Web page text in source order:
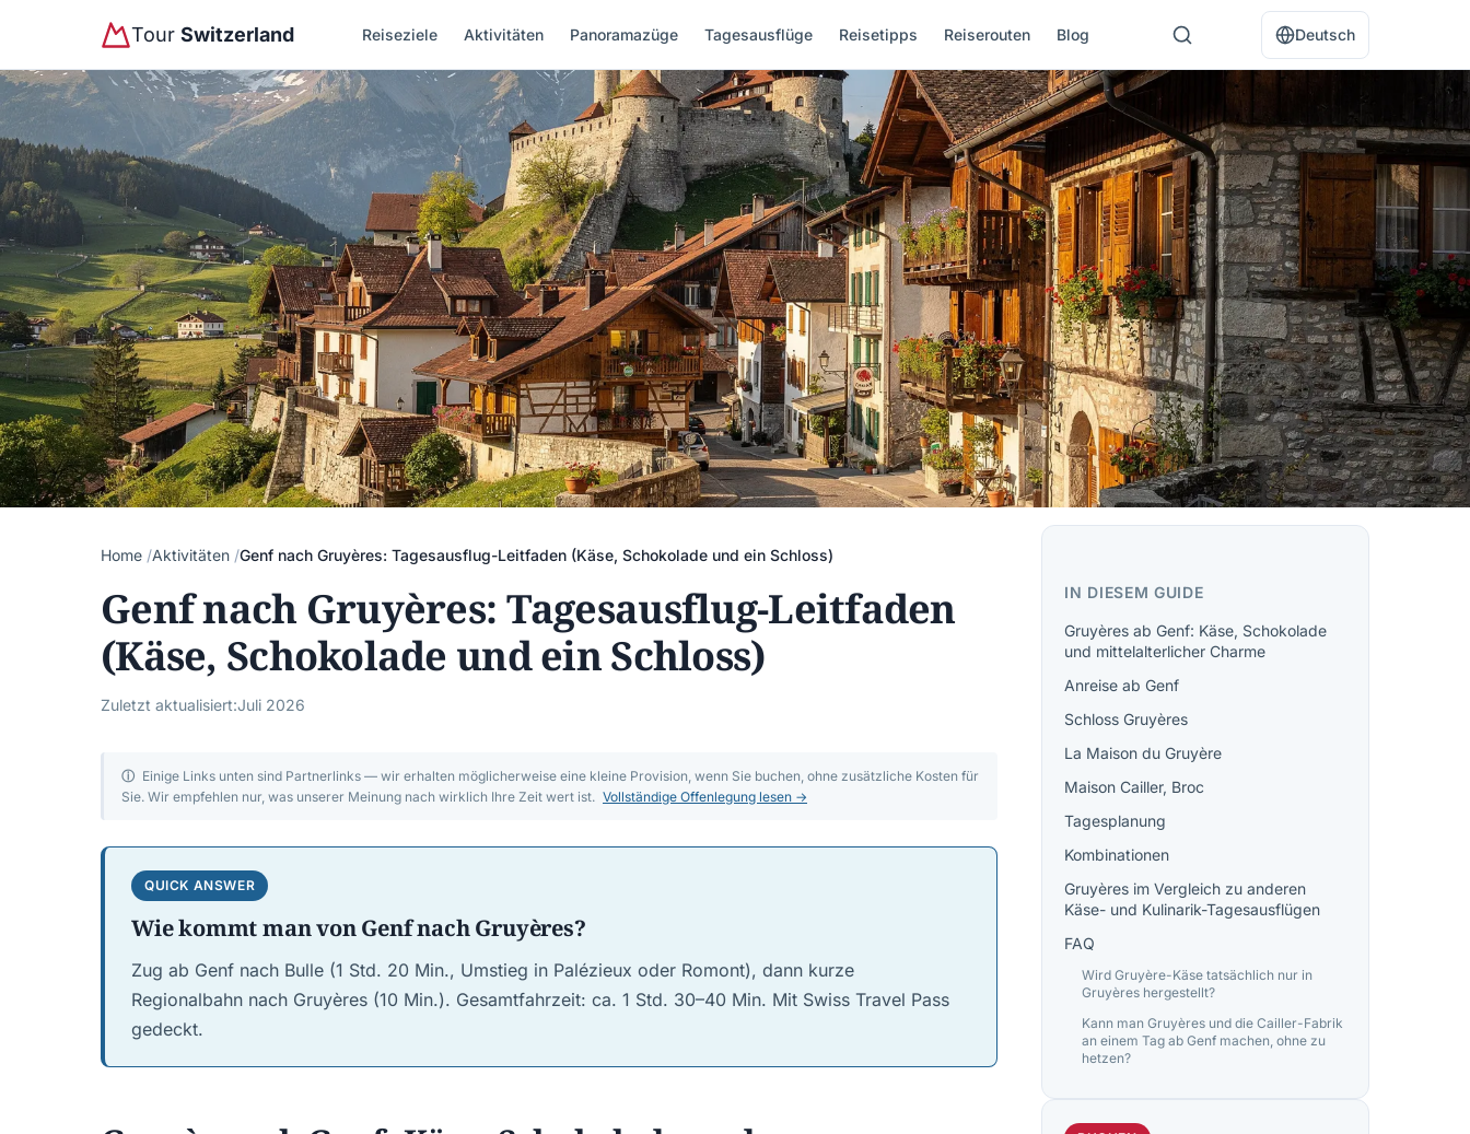
Tour Switzerland Reiseziele Aktivitäten Panoramazüge Tagesausflüge Reisetipps Reiserouten Blog Deutsch
Home Aktivitäten Genf nach Gruyères: Tagesausflug-Leitfaden (Käse, Schokolade und ein Schloss)
Genf nach Gruyères: Tagesausflug-Leitfaden
(Käse, Schokolade und ein Schloss)
Zuletzt aktualisiert:Juli 2026
ⓘ Einige Links unten sind Partnerlinks — wir erhalten möglicherweise eine kleine Provision, wenn Sie buchen, ohne zusätzliche Kosten für
Sie. Wir empfehlen nur, was unserer Meinung nach wirklich Ihre Zeit wert ist. Vollständige Offenlegung lesen →
QUICK ANSWER
Wie kommt man von Genf nach Gruyères?
Zug ab Genf nach Bulle (1 Std. 20 Min., Umstieg in Palézieux oder Romont), dann kurze
Regionalbahn nach Gruyères (10 Min.). Gesamtfahrzeit: ca. 1 Std. 30–40 Min. Mit Swiss Travel Pass
gedeckt.
IN DIESEM GUIDE
Gruyères ab Genf: Käse, Schokolade
und mittelalterlicher Charme
Anreise ab Genf
Schloss Gruyères
La Maison du Gruyère
Maison Cailler, Broc
Tagesplanung
Kombinationen
Gruyères im Vergleich zu anderen
Käse- und Kulinarik-Tagesausflügen
FAQ
Wird Gruyère-Käse tatsächlich nur in
Gruyères hergestellt?
Kann man Gruyères und die Cailler-Fabrik
an einem Tag ab Genf machen, ohne zu
hetzen?